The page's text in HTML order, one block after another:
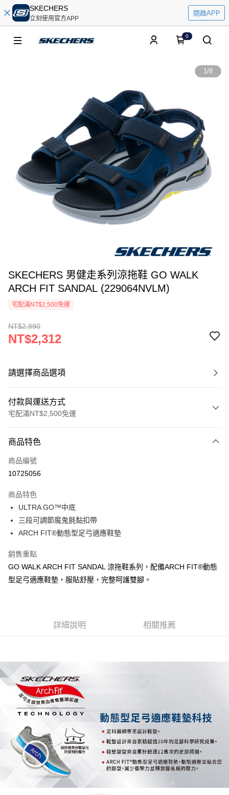
SKECHERS
立刻使用官方APP
開啟APP
0
1/8
SKECHERS 男健走系列涼拖鞋 GO WALK
ARCH FIT SANDAL (229064NVLM)
宅配滿NT$2,500免運
NT$2,890
NT$2,312
請選擇商品選項
付款與運送方式
宅配滿NT$2,500免運
信用卡一次付款
LINE Pay
相關說明
【大哥付你分期使用說明】
1.本服務由台灣大哥大提供，台灣大哥大用戶可立即使用無須另外申請。
2.付款方式選擇「大哥付你分期」，訂單成立後會自動跳轉到大哥付的交易
流程，驗證手機門號後，選擇欲分期的期數、繳款截止日，確認付款後即完
3.實際核准額度、可分期數及費用金額請依後續交易確認頁面所載為準。
4.訂單成立30分鐘內，如未前往確認交易或遇審核未通過，訂單將自動取
消。如遇「轉專審核」未通過狀況，表示未達大哥付你分期系統評分，恕無
法說明評估內容。
2.透過簡訊連結打開帳單後，可選擇「超商條碼／台灣大直營門市／銀行轉
帳／街口支付／iPASS MONEY」等通路繳費。
用戶於交易時，得透過本服務購買商品或服務，並由商店將買賣／分期付款
買賣價金債權讓與本公司後，依約使用本公司帳單繳交帳款。
2.基於同意付款使用「大哥付你分期」之契約關係目的，商店將以您的個人
資料（包含姓名、電話或地址）提供予台灣大哥大進項蒐集、處理及利用，
由本公司與您本人進行分期帳單所需資料之確認、核對及更正。
3.完整用戶服務條款，請詳閱以下連結：https://oppay.tw/userRule
ATM付款
宅配
商品特色
商品編號
10725056
商品特色
ULTRA GO™中底
三段可調節魔鬼氈黏扣帶
ARCH FIT®動態型足弓適應鞋墊
銷售重點
GO WALK ARCH FIT SANDAL 涼拖鞋系列，配備ARCH FIT®動態
型足弓適應鞋墊，服貼舒壓，完整呵護雙腳。
詳細說明 相關推薦